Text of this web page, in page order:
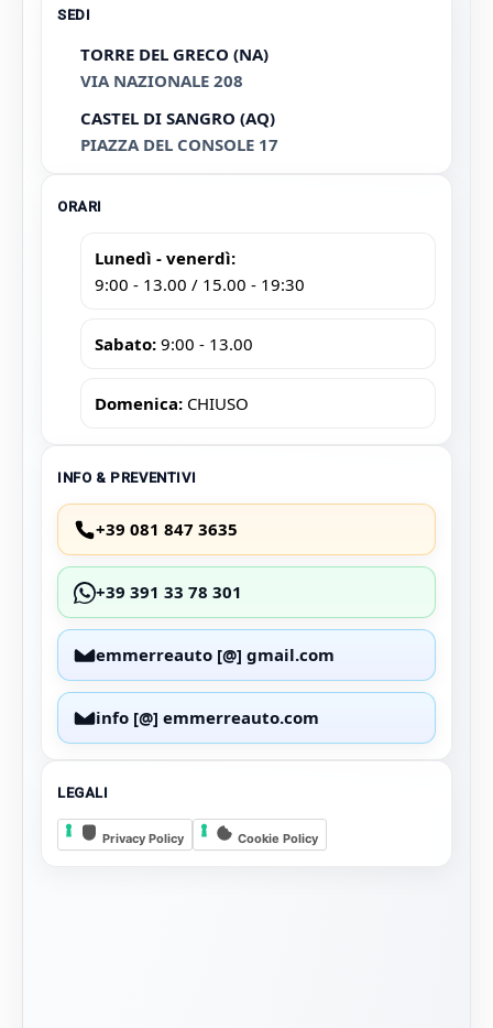
SEDI
TORRE DEL GRECO (NA)
VIA NAZIONALE 208
CASTEL DI SANGRO (AQ)
PIAZZA DEL CONSOLE 17
ORARI
Lunedì - venerdì:
9:00 - 13.00 / 15.00 - 19:30
Sabato: 9:00 - 13.00
Domenica: CHIUSO
INFO & PREVENTIVI
+39 081 847 3635
+39 391 33 78 301
emmerreauto [@] gmail.com
info [@] emmerreauto.com
LEGALI
Privacy Policy Cookie Policy